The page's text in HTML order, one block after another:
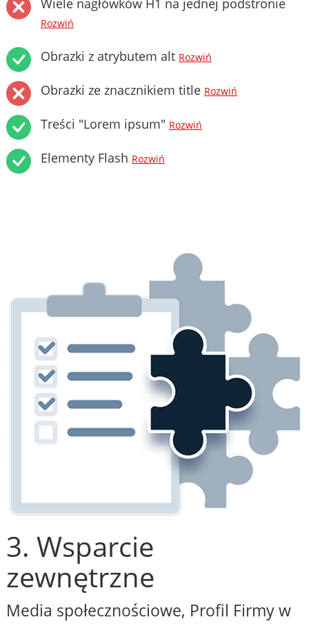
Rozwiń
Obrazki z atrybutem alt Rozwiń
Obrazki ze znacznikiem title Rozwiń
Treści "Lorem ipsum" Rozwiń
Elementy Flash Rozwiń
3. Wsparcie
zewnętrzne
Media społecznościowe, Profil Firmy w